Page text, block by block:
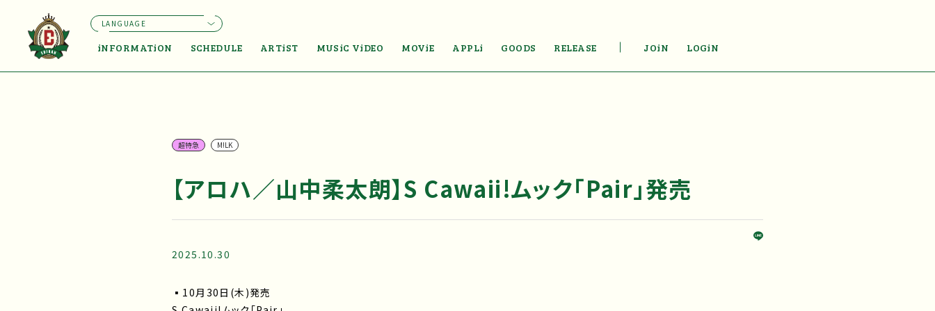
iNFORMATiON SCHEDULE ARTiST MUSiC ViDEO MOViE APPLi GOODS RELEASE JOiN LOGiN
LANGUAGE
超特急 M!LK
【アロハ／山中柔太朗】S Cawaii!ムック「Pair」発売
2025.10.30
▪10月30日(木)発売